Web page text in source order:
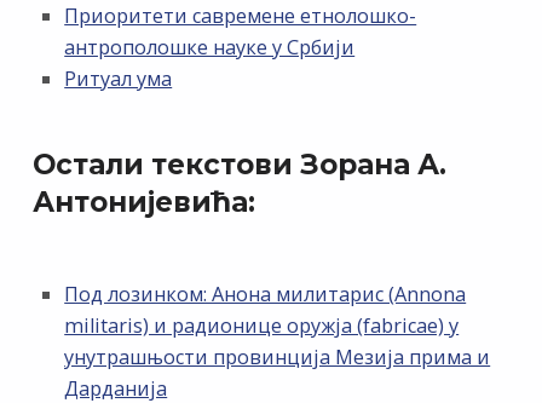
Приоритети савремене етнолошко-
антрополошке науке у Србији
Ритуал ума
Остали текстови Зорана А.
Антонијевића:
Под лозинком: Анона милитарис (Annona
militaris) и радионице оружја (fabricae) у
унутрашњости провинција Мезија прима и
Дарданија